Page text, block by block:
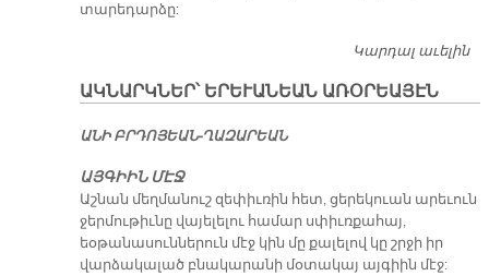
տարեդարձը:
Կարդալ աւելին
ԱԿՆԱՐԿՆԵՐ՝ ԵՐԵՒԱՆԵԱՆ ԱՌՕՐԵԱՅԷՆ
Ա­ՆԻ ԲՐԴՈ­ՅԵԱՆ-ՂԱԶ­ԱՐԵԱՆ
ԱՅԳԻԻՆ ՄԷՋ
Աշնան մեղմանուշ զեփիւռին հետ, ցերեկուան արեւուն
ջերմութիւնը վայելելու համար սփիւռքահայ,
եօթանասուններուն մէջ կին մը քալելով կը շրջի իր
վարձակալած բնակարանի մօտակայ այգիին մէջ: